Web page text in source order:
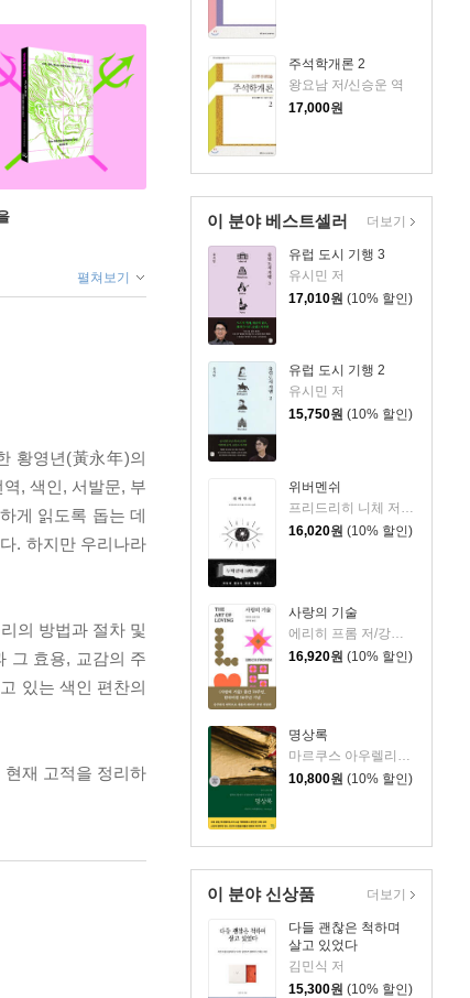
주석학개론 2
왕요남 저/신승운 역
17,000원
이 분야 베스트셀러
유럽 도시 기행 3
유시민 저
17,010원 (10% 할인)
유럽 도시 기행 2
유시민 저
15,750원 (10% 할인)
위버멘쉬
프리드리히 니체 저/어나니머스 역
16,020원 (10% 할인)
사랑의 기술
에리히 프롬 저/강주헌 역
16,920원 (10% 할인)
명상록
마르쿠스 아우렐리우스 저/박문재 역
10,800원 (10% 할인)
더보기
이 분야 신상품
다들 괜찮은 척하며
살고 있었다
김민식 저
15,300원 (10% 할인)
더보기
펼쳐보기
황영년(黃永年)의
, 색인, 서발문, 부
게 읽도록 돕는 데
. 하지만 우리나라
의 방법과 절차 및
그 효용, 교감의 주
있는 색인 편찬의
현재 고적을 정리하